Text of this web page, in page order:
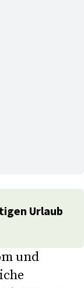
Urlaub
und